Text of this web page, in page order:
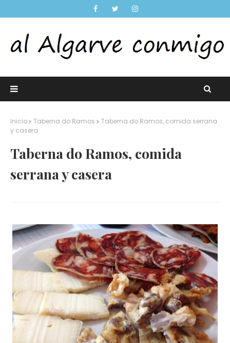
Inicio Taberna do Ramos
Taberna do Ramos, comida serrana
y casera
Taberna do Ramos, comida
serrana y casera